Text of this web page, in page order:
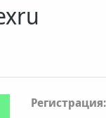
Регистрация: